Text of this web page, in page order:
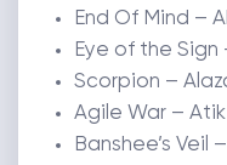
End Of Mind –
Eye of the Sign
Scorpion –
Agile War –
Banshee’s Veil